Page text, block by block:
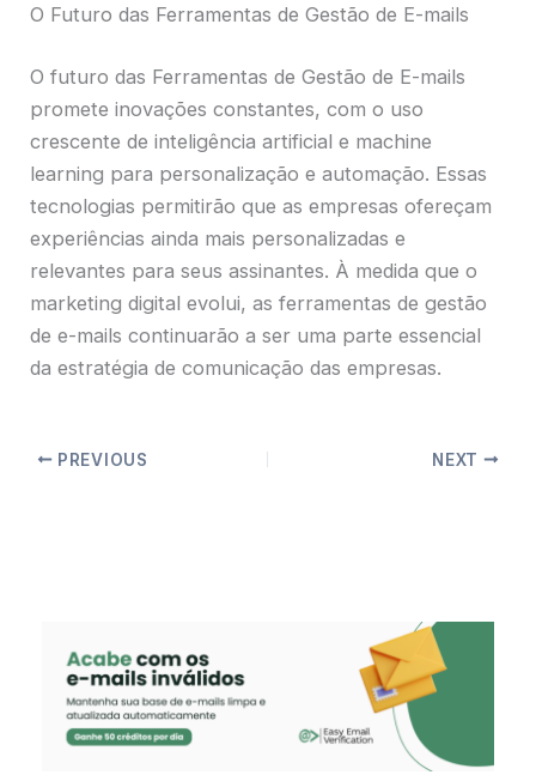
O Futuro das Ferramentas de Gestão de E-mails
O futuro das Ferramentas de Gestão de E-mails
promete inovações constantes, com o uso
crescente de inteligência artificial e machine
learning para personalização e automação. Essas
tecnologias permitirão que as empresas ofereçam
experiências ainda mais personalizadas e
relevantes para seus assinantes. À medida que o
marketing digital evolui, as ferramentas de gestão
de e-mails continuarão a ser uma parte essencial
da estratégia de comunicação das empresas.
PREVIOUS NEXT